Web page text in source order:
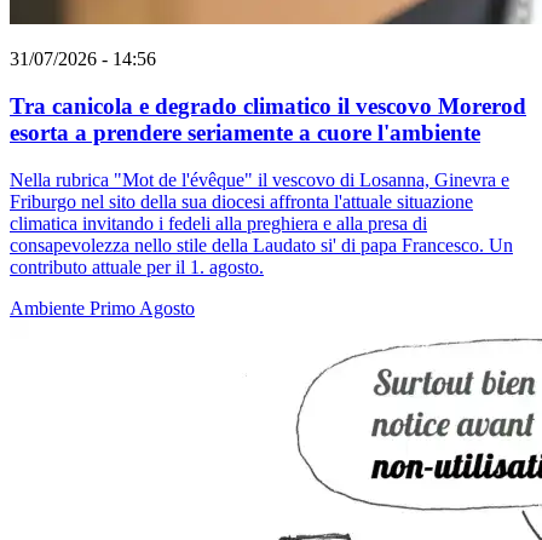
31/07/2026 - 14:56
Tra canicola e degrado climatico il vescovo Morerod
esorta a prendere seriamente a cuore l'ambiente
Nella rubrica "Mot de l'évêque" il vescovo di Losanna, Ginevra e
Friburgo nel sito della sua diocesi affronta l'attuale situazione
climatica invitando i fedeli alla preghiera e alla presa di
consapevolezza nello stile della Laudato si' di papa Francesco. Un
contributo attuale per il 1. agosto.
Ambiente Primo Agosto